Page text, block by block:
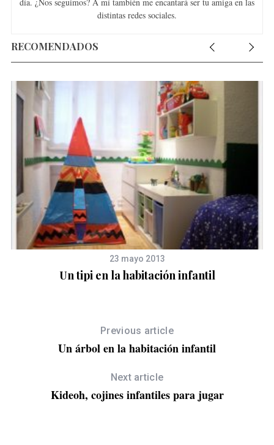
distintas redes sociales.
RECOMENDADOS
23 mayo 2013
Un tipi en la habitación infantil
Previous article
Un árbol en la habitación infantil
Next article
Kideoh, cojines infantiles para jugar